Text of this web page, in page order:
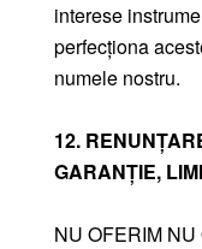
interese
perfecționa
numele nostru.
12.
GARANȚIE,
NU OFERIM